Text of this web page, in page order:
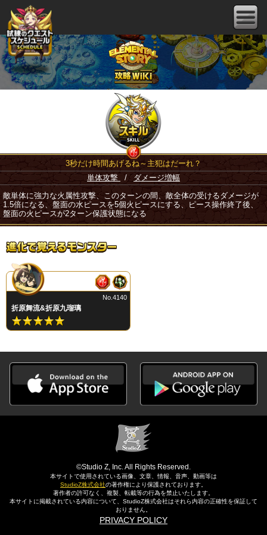
3秒だけ時間あげるね～主犯はだーれ？
単体攻撃
/ ダメージ増幅
敵単体に強力な火属性攻撃、このターンの間、敵全体の受けるダメージが
1.5倍になる、盤面の水ピースを5個火ピースにする、ピース操作終了後、
盤面の火ピースが2ターン保護状態になる
折原舞流&折原九瑠璃
No.4140
©Studio Z, Inc. All Rights Reserved.
本サイトで使用されている画像、文章、情報、音声、動画等は
StudioZ株式会社の著作権により保護されております。
著作者の許可なく、複製、転載等の行為を禁止いたします。
本サイトに掲載されている内容について、StudioZ株式会社はそれら内容の正確性を保証して
おりません。
PRIVACY POLICY